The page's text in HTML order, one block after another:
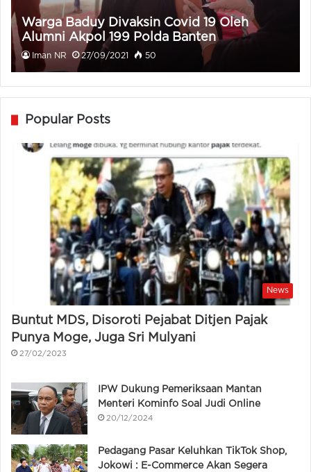
Warga Baduy Divaksin Covid 19 Oleh
Alumni Akpol 199 Polda Banten
Iman NR 27/09/2021 50
Popular Posts
News
Buntut MDS, Disoroti Pejabat Ditjen Pajak
Punya Moge, Juga Sri Mulyani
27/02/2023
IPW Dukung Pemeriksaan Mantan
Menteri Kominfo Soal Judi Online
20/12/2024
Pedagang Pasar Keluhkan TikTok Shop,
Jokowi : E-Commerce Akan Segera